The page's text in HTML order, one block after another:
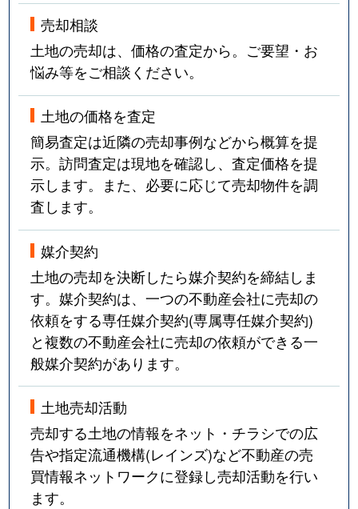
売却相談
土地の売却は、価格の査定から。ご要望・お
悩み等をご相談ください。
土地の価格を査定
簡易査定は近隣の売却事例などから概算を提
示。訪問査定は現地を確認し、査定価格を提
示します。また、必要に応じて売却物件を調
査します。
媒介契約
土地の売却を決断したら媒介契約を締結しま
す。媒介契約は、一つの不動産会社に売却の
依頼をする専任媒介契約(専属専任媒介契約)
と複数の不動産会社に売却の依頼ができる一
般媒介契約があります。
土地売却活動
売却する土地の情報をネット・チラシでの広
告や指定流通機構(レインズ)など不動産の売
買情報ネットワークに登録し売却活動を行い
ます。